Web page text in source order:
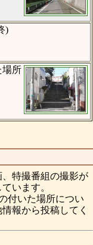
)
場所
特撮番組の撮影が
います。
付いた場所につい
報から投稿してく